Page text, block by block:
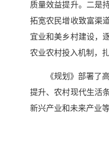
质量效益提升。二是
拓宽农民增收致富渠
宜业和美乡村建设，
农业农村投入机制，
《规划》部署了
提升、农村现代生活
新兴产业和未来产业